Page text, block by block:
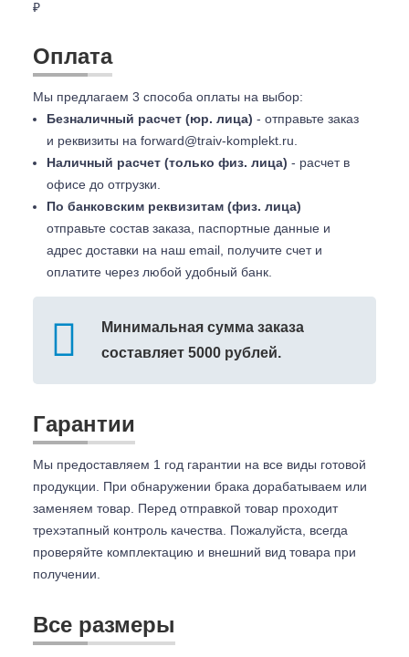
₽
Оплата
Мы предлагаем 3 способа оплаты на выбор:
Безналичный расчет (юр. лица) - отправьте заказ
и реквизиты на forward@traiv-komplekt.ru
Наличный расчет (только физ. лица) - расчет в
офисе до отгрузки.
По банковским реквизитам (физ. лица)
отправьте состав заказа, паспортные данные и
адрес доставки на наш email, получите счет и
оплатите через любой удобный банк.
Минимальная сумма заказа
составляет 5000 рублей.
Гарантии
Мы предоставляем 1 год гарантии на все виды готовой
продукции. При обнаружении брака дорабатываем или
заменяем товар. Перед отправкой товар проходит
трехэтапный контроль качества. Пожалуйста, всегда
проверяйте комплектацию и внешний вид товара при
получении.
Все размеры